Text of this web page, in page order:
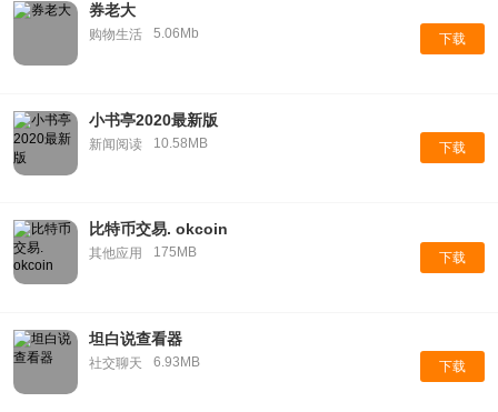
券老大
购物生活 5.06Mb 下载
小书亭2020最新版
新闻阅读 10.58MB 下载
比特币交易. okcoin
其他应用 175MB 下载
坦白说查看器
社交聊天 6.93MB 下载